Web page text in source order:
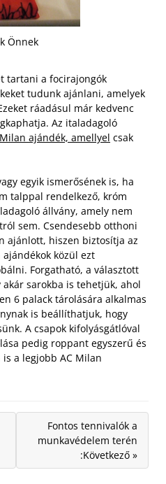
Önnek
tartani a focirajongók
tudunk ajánlani, amelyek
ráadásul már kedvenc
Az italadagoló
ajándék, amellyel csak
egyik ismerősének is, ha
talppal rendelkező, króm
állvány, amely nem
sem. Csendesebb otthoni
ajánlott, hiszen biztosítja az
közül ezt
Forgatható, a választott
sarokba is tehetjük, ahol
6 palack tárolására alkalmas
is beállíthatjuk, hogy
A csapok kifolyásgátlóval
pedig roppant egyszerű és
a legjobb AC Milan
Fontos tennivalók a
munkavédelem terén
:Következő »